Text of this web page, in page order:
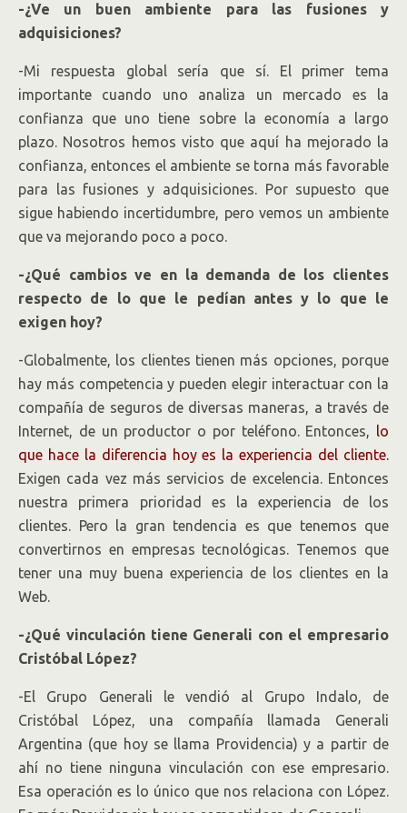
-¿Ve un buen ambiente para las fusiones y
adquisiciones?
-Mi respuesta global sería que sí. El primer tema
importante cuando uno analiza un mercado es la
confianza que uno tiene sobre la economía a largo
plazo. Nosotros hemos visto que aquí ha mejorado la
confianza, entonces el ambiente se torna más favorable
para las fusiones y adquisiciones. Por supuesto que
sigue habiendo incertidumbre, pero vemos un ambiente
que va mejorando poco a poco.
-¿Qué cambios ve en la demanda de los clientes
respecto de lo que le pedían antes y lo que le
exigen hoy?
-Globalmente, los clientes tienen más opciones, porque
hay más competencia y pueden elegir interactuar con la
compañía de seguros de diversas maneras, a través de
Internet, de un productor o por teléfono. Entonces, lo
que hace la diferencia hoy es la experiencia del cliente.
Exigen cada vez más servicios de excelencia. Entonces
nuestra primera prioridad es la experiencia de los
clientes. Pero la gran tendencia es que tenemos que
convertirnos en empresas tecnológicas. Tenemos que
tener una muy buena experiencia de los clientes en la
Web.
-¿Qué vinculación tiene Generali con el empresario
Cristóbal López?
-El Grupo Generali le vendió al Grupo Indalo, de
Cristóbal López, una compañía llamada Generali
Argentina (que hoy se llama Providencia) y a partir de
ahí no tiene ninguna vinculación con ese empresario.
Esa operación es lo único que nos relaciona con López.